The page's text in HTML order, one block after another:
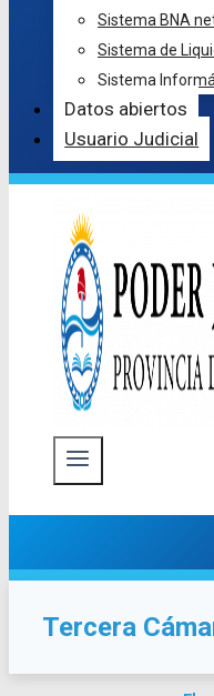
Sistema BNA
Sistema de
Sistema
Datos abiertos
Usuario Judicial
Tercera